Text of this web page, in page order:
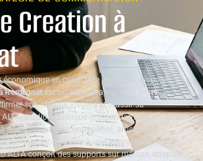
Creation à
économique en constante évolution, disposer
Romagnatest un atout majeur pour toute
son identité visuelle et réussir sa
studio graphique indépendant, est implanté
accompagner les entreprises, artisans et
romagnatois. Grâce à une approche humaine
ALTA conçoit des supports sur mesure, adaptés